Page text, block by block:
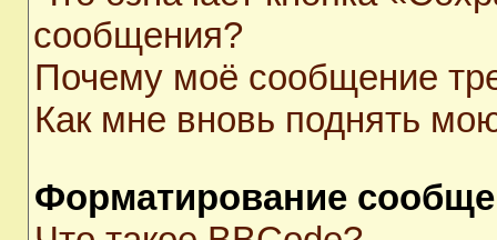
сообщения?
Почему моё сообщение
Как мне вновь поднять
Форматирование